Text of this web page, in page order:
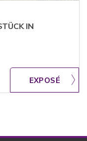
IN